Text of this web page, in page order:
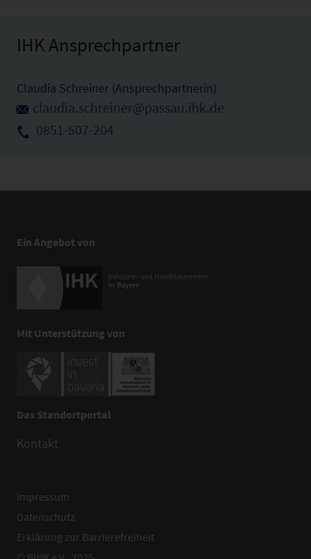
IHK Ansprechpartner
Claudia Schreiner (Ansprechpartnerin)
claudia.schreiner@passau.ihk.de
0851-507-204
Ein Angebot von
Mit Unterstützung von
Das Standortportal
Kontakt
Impressum
Datenschutz
Erklärung zur Barrierefreiheit